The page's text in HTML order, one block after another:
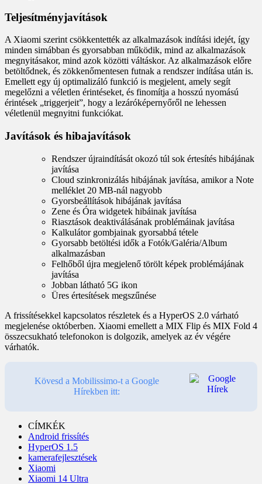
Teljesítményjavítások
A Xiaomi szerint csökkentették az alkalmazások indítási idejét, így
minden simábban és gyorsabban működik, mind az alkalmazások
megnyitásakor, mind azok közötti váltáskor. Az alkalmazások előre
betöltődnek, és zökkenőmentesen futnak a rendszer indítása után is.
Emellett egy új optimalizáló funkció is megjelent, amely segít
megelőzni a véletlen érintéseket, és finomítja a hosszú nyomású
érintések „triggerjeit”, hogy a lezáróképernyőről ne lehessen
véletlenül megnyitni funkciókat.
Javítások és hibajavítások
Rendszer újraindítását okozó túl sok értesítés hibájának
javítása
Cloud szinkronizálás hibájának javítása, amikor a Note
melléklet 20 MB-nál nagyobb
Gyorsbeállítások hibájának javítása
Zene és Óra widgetek hibáinak javítása
Riasztások deaktiválásának problémáinak javítása
Kalkulátor gombjainak gyorsabbá tétele
Gyorsabb betöltési idők a Fotók/Galéria/Album
alkalmazásban
Felhőből újra megjelenő törölt képek problémájának
javítása
Jobban látható 5G ikon
Üres értesítések megszűnése
A frissítésekkel kapcsolatos részletek és a HyperOS 2.0 várható
megjelenése októberben. Xiaomi emellett a MIX Flip és MIX Fold 4
összecsukható telefonokon is dolgozik, amelyek az év végére
várhatók.
Kövesd a Mobilissimo-t a Google
Hírekben itt:
CÍMKÉK
Android frissítés
HyperOS 1.5
kamerafejlesztések
Xiaomi
Xiaomi 14 Ultra